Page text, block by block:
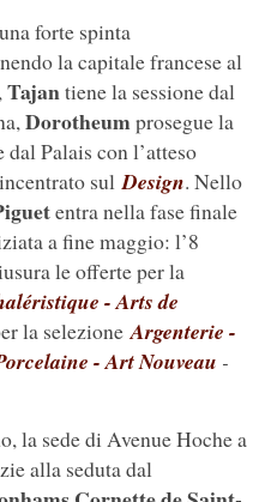
forte spinta
la capitale francese al
Tajantiene la sessione dal
Dorotheumprosegue la
Palais con l’atteso
sul Design. Nello
entra nella fase finale
a fine maggio: l’8
le offerte per la
- Arts de
la selezione Argenterie -
-Art Nouveau -
la sede di Avenue Hoche a
alla seduta dal